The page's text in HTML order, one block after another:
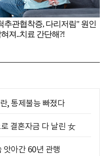
, 통제불능 빠졌다
결혼자금 다 날린 女
아간 60년 관행